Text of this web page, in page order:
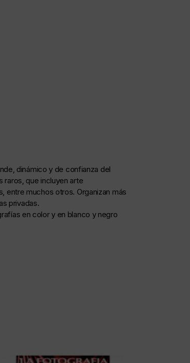
dinámico y de confianza del
raros, que incluyen arte
entre muchos otros. Organizan más
privadas.
en color y en blanco y negro